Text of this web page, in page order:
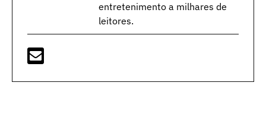
entretenimento a milhares de
leitores.